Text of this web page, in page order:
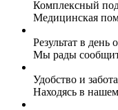
Комплексный
Медицинская
Результат в день
Мы рады
Удобство и забота
Находясь в